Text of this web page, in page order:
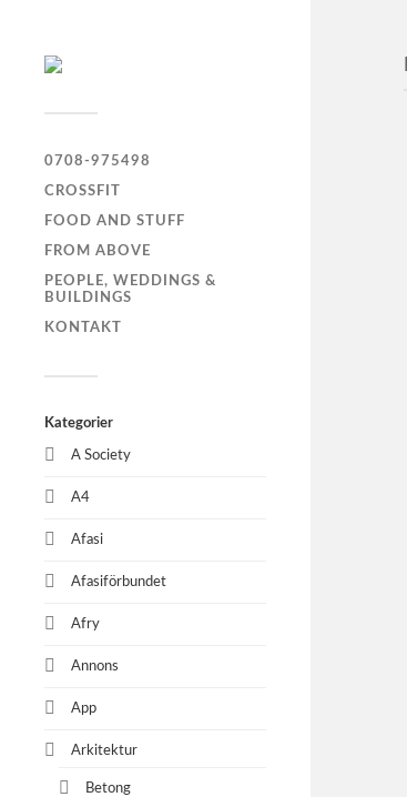
0708-975498
CROSSFIT
FOOD AND STUFF
FROM ABOVE
PEOPLE, WEDDINGS &
BUILDINGS
KONTAKT
Kategorier
A Society
A4
Afasi
Afasiförbundet
Afry
Annons
App
Arkitektur
Betong